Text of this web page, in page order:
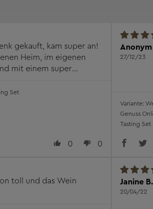
gekauft, kam super an!
Heim, im eigenen
mit einem super
0 0
Set
Anonym
27/12/23
Genuss
Tasting Set
toll und das Wein
Janine B.
20/04/22